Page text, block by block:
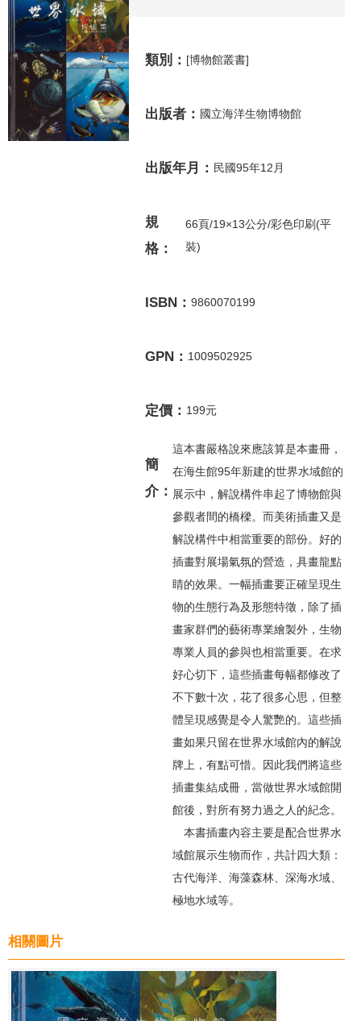
類別： [博物館叢書]
出版者： 國立海洋生物博物館
出版年月： 民國95年12月
規
格：
66頁/19×13公分/彩色印刷(平
裝)
ISBN： 9860070199
GPN： 1009502925
定價： 199元
簡
介：
這本書嚴格說來應該算是本畫冊，
在海生館95年新建的世界水域館的
展示中，解說構件串起了博物館與
參觀者間的橋樑。而美術插畫又是
解說構件中相當重要的部份。好的
插畫對展場氣氛的營造，具畫龍點
睛的效果。一幅插畫要正確呈現生
物的生態行為及形態特徵，除了插
畫家群們的藝術專業繪製外，生物
專業人員的參與也相當重要。在求
好心切下，這些插畫每幅都修改了
不下數十次，花了很多心思，但整
體呈現感覺是令人驚艷的。這些插
畫如果只留在世界水域館內的解說
牌上，有點可惜。因此我們將這些
插畫集結成冊，當做世界水域館開
館後，對所有努力過之人的紀念。
本書插畫內容主要是配合世界水
域館展示生物而作，共計四大類：
古代海洋、海藻森林、深海水域、
極地水域等。
相關圖片